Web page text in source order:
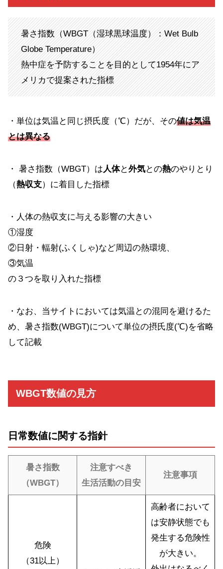
暑さ指数（WBGT（湿球黒球温度）：Wet Bulb
Globe Temperature）
熱中症を予防することを目的として1954年にア
メリカで提案された指標
・単位は気温と同じ摂氏度（℃）だが、その値は気温
とは異なる
・ 暑さ指数（WBGT）は 人体と外気との熱のやりとり
（熱収支）に着目した指標
・人体の熱収支に与える影響の大きい
①湿度
②日射・輻射(ふくしゃ)など周辺の熱環境、
③気温
の３つを取り入れた指標
・なお、当サイトにおいては気温との混同を避けるた
め、暑さ指数(WBGT)について単位の摂氏度(℃)を省略
して記載
WBGT数値の見方
日常数値に関する指針
暑さ指数
（WBGT）
注意すべき
生活活動の目安
注意事項
危険
（31以上）
高齢者において
は安静状態でも
発生する危険性
が大きい。